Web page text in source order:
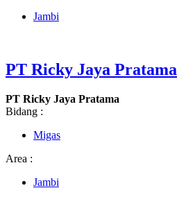
Jambi
PT Ricky Jaya Pratama
PT Ricky Jaya Pratama
Bidang :
Migas
Area :
Jambi